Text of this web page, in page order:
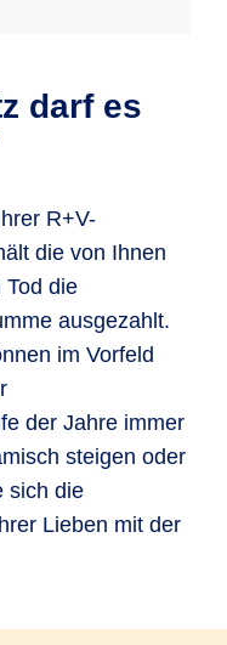
darf es
R+V-
die von Ihnen
Tod die
ausgezahlt.
im Vorfeld
der Jahre immer
steigen oder
sich die
Lieben mit der